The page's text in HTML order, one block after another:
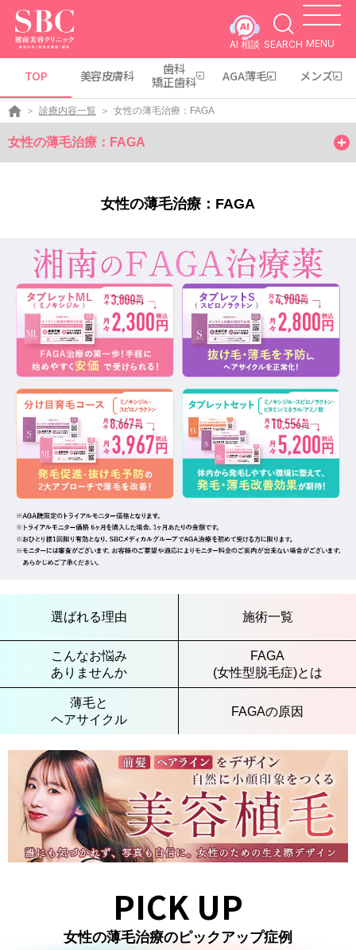
AI 相談 SEARCH MENU
TOP 美容皮膚科
歯科
矯正歯科
AGA薄毛 メンズ
診療内容一覧 女性の薄毛治療：FAGA
女性の薄毛治療：FAGA
症例写真 よくある質問
モニター募集 オンライン診療
女性の薄毛治療：FAGA
選ばれる理由 施術一覧
こんなお悩み
ありませんか
FAGA
(女性型脱毛症)とは
薄毛と
ヘアサイクル
FAGAの原因
PICK UP
女性の薄毛治療のピックアップ症例